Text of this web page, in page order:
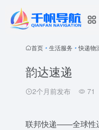
首页 • 生活服务 • 快递物
韵达速递
2个月前发布 71
联邦快递——全球性